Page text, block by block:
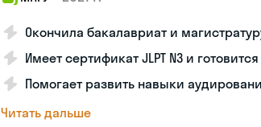
Окончила бакалавриат и
Имеет сертификат JLPT N3 и готовится
Помогает развить навыки
Читать дальше